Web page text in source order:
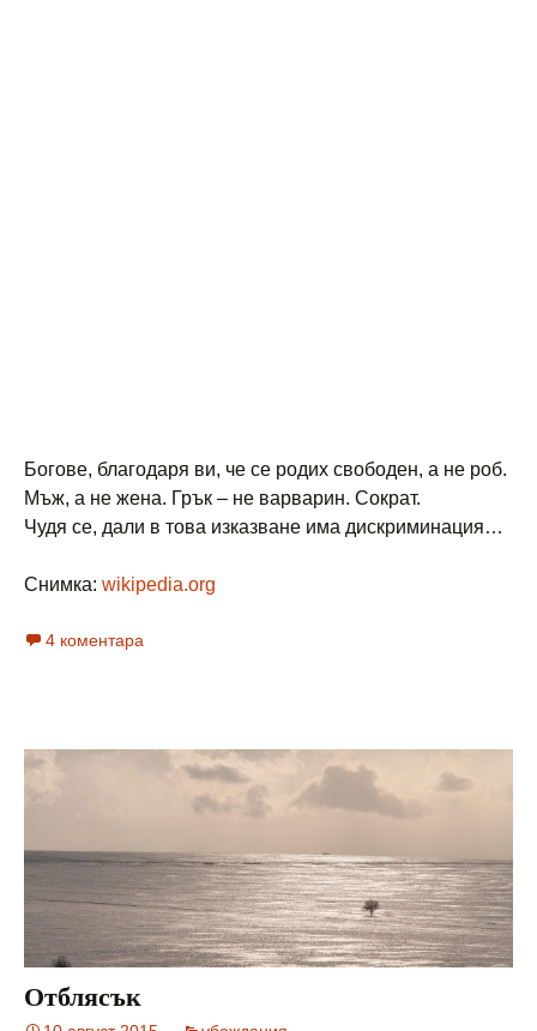
Богове, благодаря ви, че се родих свободен, а не роб.
Мъж, а не жена. Грък – не варварин. Сократ.
Чудя се, дали в това изказване има дискриминация…
Снимка: wikipedia.org
4 коментара
Отблясък